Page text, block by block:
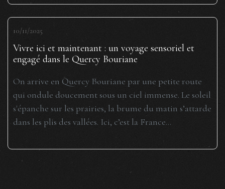
10/11/2025
Vivre ici et maintenant : un voyage sensoriel et
engagé dans le Quercy Bouriane
On arrive en Quercy Bouriane par une petite route
qui ondule doucement sous un ciel immense. Le soleil
s'épanche sur les prairies, la brume du matin s’attarde
dans les plis des vallées. Ici, c’est la France...